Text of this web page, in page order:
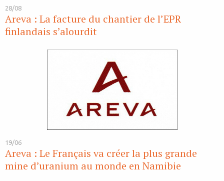
28/08
Areva : La facture du chantier de l’EPR
finlandais s’alourdit
19/06
Areva : Le Français va créer la plus grande
mine d’uranium au monde en Namibie